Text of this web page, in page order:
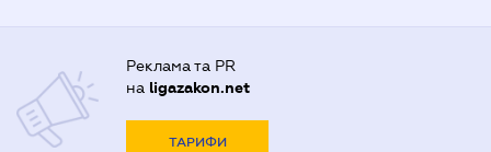
Реклама та PR
на ligazakon.net
ТАРИФИ